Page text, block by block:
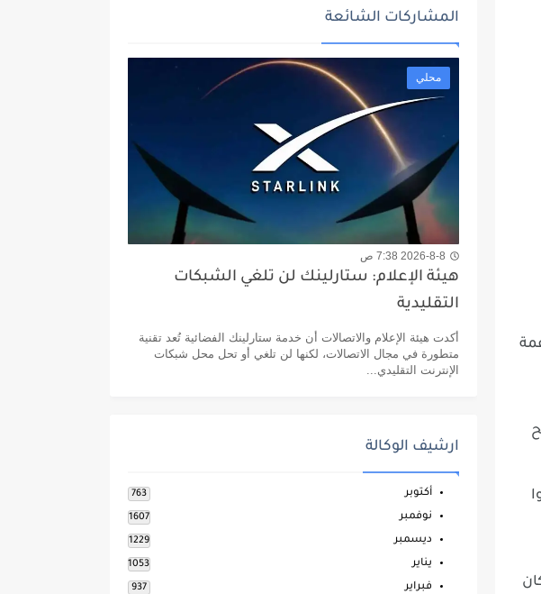
المشاركات الشائعة
محلي
2026-8-8 7:38 ص
هيئة الإعلام: ستارلينك لن تلغي الشبكات
التقليدية
أكدت هيئة الإعلام والاتصالات أن خدمة ستارلينك الفضائية تُعد تقنية
متطورة في مجال الاتصالات، لكنها لن تلغي أو تحل محل شبكات
الإنترنت التقليدي...
ارشيف الوكالة
أكتوبر 763
نوفمبر 1607
ديسمبر 1229
يناير 1053
فبراير 937